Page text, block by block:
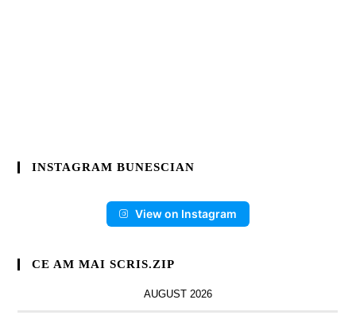
INSTAGRAM BUNESCIAN
View on Instagram
CE AM MAI SCRIS.ZIP
AUGUST 2026